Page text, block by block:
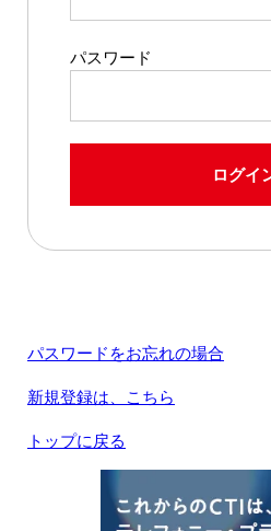
パスワード
ログイ
パスワードをお忘れの場合
新規登録は、こちら
トップに戻る